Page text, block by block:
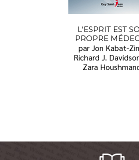
L'ESPRIT EST
PROPRE
par Jon Kabat-
Richard J.
Zara